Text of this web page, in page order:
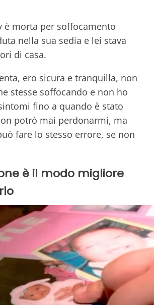
è morta per soffocamento
nella sua sedia e lei stava
di casa.
ero sicura e tranquilla, non
stesse soffocando e non ho
fino a quando è stato
potrò mai perdonarmi, ma
fare lo stesso errore, se non
è il modo migliore